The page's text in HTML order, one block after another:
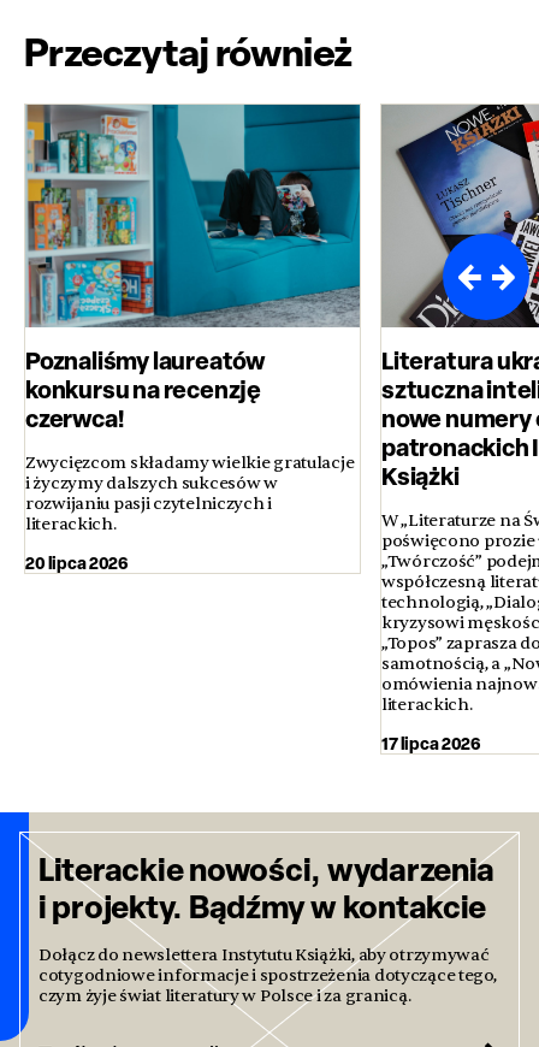
Przeczytaj również
Poznaliśmy laureatów
konkursu na recenzję
czerwca!
Zwycięzcom składamy wielkie gratulacje
i życzymy dalszych sukcesów w
rozwijaniu pasji czytelniczych i
literackich.
20 lipca 2026
Literatura
sztuczna
nowe
Książki
W „Literaturze na
poświęcono prozie
„Twórczość”
współczesną
technologią,
kryzysowi
„Topos” zaprasza
samotnością, a
omówienia
literackich.
17 lipca 2026
Literackie nowości, wydarzenia
i projekty. Bądźmy w kontakcie
Dołącz do newslettera Instytutu Książki, aby otrzymywać
cotygodniowe informacje i spostrzeżenia dotyczące tego,
czym żyje świat literatury w Polsce i za granicą.